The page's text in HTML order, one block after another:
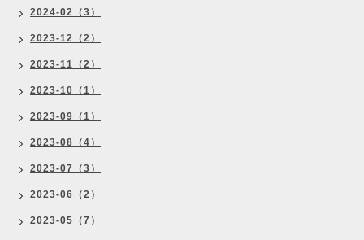
2024-02（3）
2023-12（2）
2023-11（2）
2023-10（1）
2023-09（1）
2023-08（4）
2023-07（3）
2023-06（2）
2023-05（7）